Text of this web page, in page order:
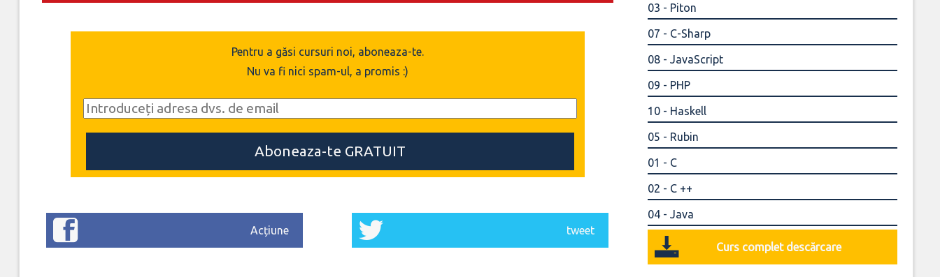
Pentru a găsi cursuri noi, aboneaza-te.
Nu va fi nici spam-ul, a promis :)
Acțiune tweet
03 - Piton
07 - C-Sharp
08 - JavaScript
09 - PHP
10 - Haskell
05 - Rubin
01 - C
02 - C ++
04 - Java
Curs complet descărcare